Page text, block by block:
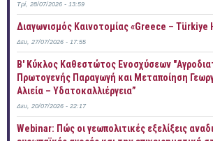
Τρί, 28/07/2026 - 13:59
Διαγωνισμός Καινοτομίας «Greece – Türkiye
Δευ, 27/07/2026 - 17:55
B' Κύκλος Καθεστώτος Ενοσχύσεων
Πρωτογενής Παραγωγή και Μεταποίηση
Αλιεία – Υδατοκαλλιέργεια”
Δευ, 20/07/2026 - 22:17
Webinar: Πώς οι γεωπολιτικές εξελίξεις